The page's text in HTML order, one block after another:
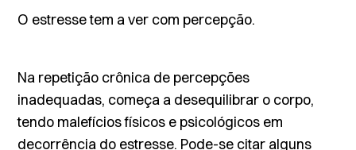
O estresse tem a ver com percepção.
Na repetição crônica de percepções
inadequadas, começa a desequilibrar o corpo,
tendo malefícios físicos e psicológicos em
decorrência do estresse. Pode-se citar alguns